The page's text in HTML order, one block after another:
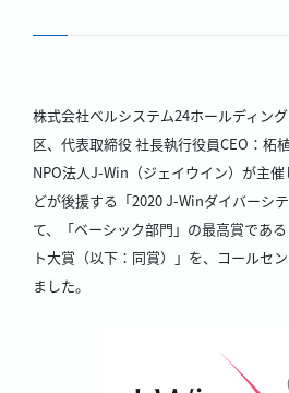
株式会社ベルシステム24ホールディン
区、代表取締役 社長執行役員CEO：柘
NPO法人J-Win（ジェイウイン）が主
どが後援する「2020 J-Winダイバーシ
て、「ベーシック部門」の最高賞であ
ト大賞（以下：同賞）」を、コールセ
ました。